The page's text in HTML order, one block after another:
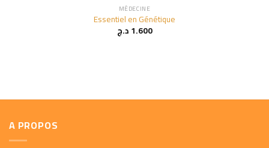
MÉDECINE
Essentiel en Génétique
1.600د.ج
A PROPOS